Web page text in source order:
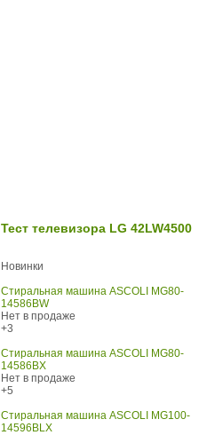
Тест телевизора LG 42LW4500
Новинки
Стиральная машина ASCOLI MG80-
14586BW
Нет в продаже
+3
Стиральная машина ASCOLI MG80-
14586BX
Нет в продаже
+5
Стиральная машина ASCOLI MG100-
14596BLX